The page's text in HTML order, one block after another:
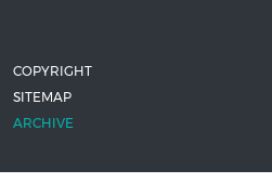
COPYRIGHT
SITEMAP
ARCHIVE